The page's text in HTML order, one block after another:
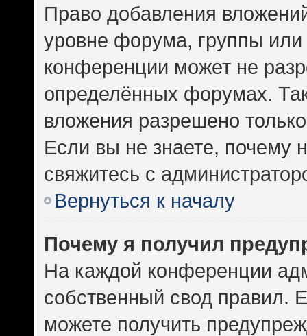
Право добавления
уровне форума, группы или
конференции может не
определённых форумах.
вложения разрешено
Если вы не знаете, почему
свяжитесь с
Вернуться к началу
Почему я получил
На каждой конференции
собственный свод правил.
можете получить